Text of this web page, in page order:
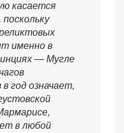
касается
именно в
— Мугле
в год означает,
в любой